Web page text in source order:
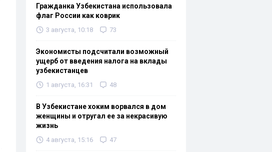
Гражданка Узбекистана использовала
флаг России как коврик
3 августа, 10:18 73
Экономисты подсчитали возможный
ущерб от введения налога на вклады
узбекистанцев
1 августа, 16:31 48
В Узбекистане хоким ворвался в дом
женщины и отругал ее за некрасивую
жизнь
4 августа, 15:16 47